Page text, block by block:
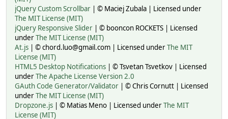
jQuery Custom Scrollbar | © Maciej Zubala | Licensed under
The MIT License (MIT)
jQuery Responsive Slider | © booncon ROCKETS | Licensed
underThe MIT License (MIT)
At.js | © chord.luo@gmail.com | Licensed underThe MIT
License (MIT)
HTML5 Desktop Notifications | © Tsvetan Tsvetkov | Licensed
underThe Apache License Version 2.0
GAuth Code Generator/Validator | © Chris Cornutt | Licensed
underThe MIT License (MIT)
Dropzone.js | © Matias Meno | Licensed underThe MIT
License (MIT)